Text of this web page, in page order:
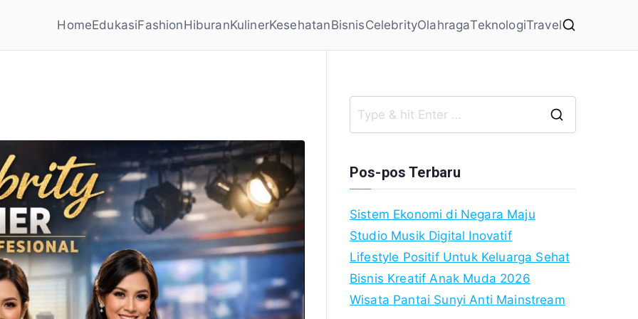
HomeEdukasiFashionHiburanKulinerKesehatanBisnisCelebrityOlahragaTeknologiTravel
Pos-pos Terbaru
Sistem Ekonomi di Negara Maju
Studio Musik Digital Inovatif
Lifestyle Positif Untuk Keluarga Sehat
Bisnis Kreatif Anak Muda 2026
Wisata Pantai Sunyi Anti Mainstream